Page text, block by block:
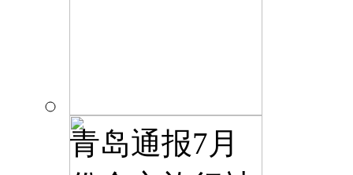
青岛通报7月